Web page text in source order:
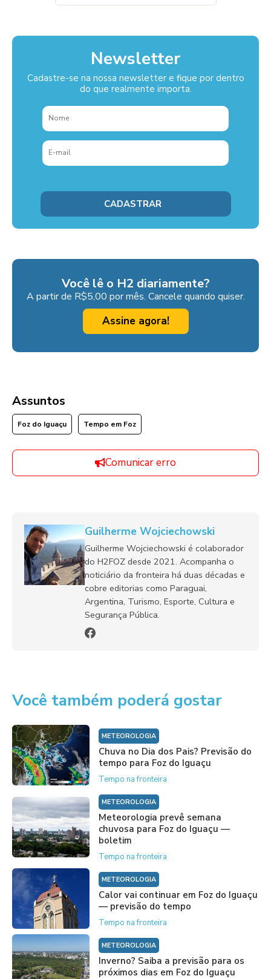
Newsletter
Cadastre-se na nossa newsletter e fique por dentro
do que realmente importa.
Você lê o H2 diariamente?
A partir de R$5,00 por mês. Cancele quando quiser.
Assine agora!
Assuntos
Foz do Iguaçu Tempo em Foz
Comunicar erro
Guilherme Wojciechowski
Guilherme Wojciechowski é colaborador
do H2FOZ desde 2021. Acompanha o
noticiário da fronteira há duas décadas e
cobre editorias como Paraguai,
Argentina, Turismo, Esporte, Cultura e
Segurança Pública.
Você também poderá gostar
METEOROLOGIA
Chuva no Dia dos Pais? Previsão do
tempo para Foz do Iguaçu
Tempo na fronteira
METEOROLOGIA
Meteorologia prevê semana
chuvosa para Foz do Iguaçu —
boletim
Tempo na fronteira
METEOROLOGIA
Calor vai continuar em Foz do Iguaçu
— previsão do tempo
Tempo na fronteira
METEOROLOGIA
Inverno? Saiba a previsão para os
próximos dias em Foz do Iguaçu